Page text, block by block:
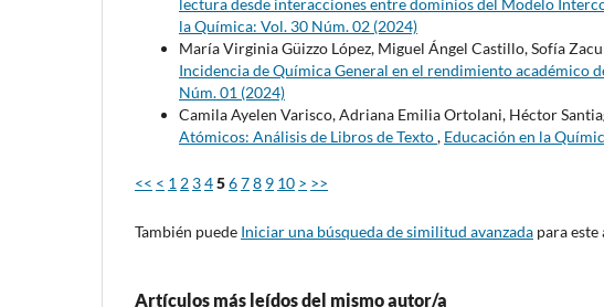
lectura desde interacciones entre dominios del Modelo
la Química: Vol. 30 Núm. 02 (2024)
María Virginia Güizzo López, Miguel Ángel Castillo, Sofía
Incidencia de Química General en el rendimiento académico
Núm. 01 (2024)
Camila Ayelen Varisco, Adriana Emilia Ortolani, Héctor
Atómicos: Análisis de Libros de Texto, Educación en la
<< < 1 2 345678 9 10 > >>
También puede Iniciar una búsqueda de similitud avanzada para
Artículos más leídos del mismo autor/a